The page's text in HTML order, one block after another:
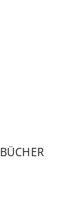
BÜCHER